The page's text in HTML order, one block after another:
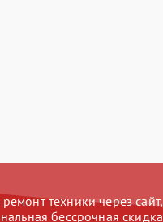
техники через сайт,
бессрочная скидка